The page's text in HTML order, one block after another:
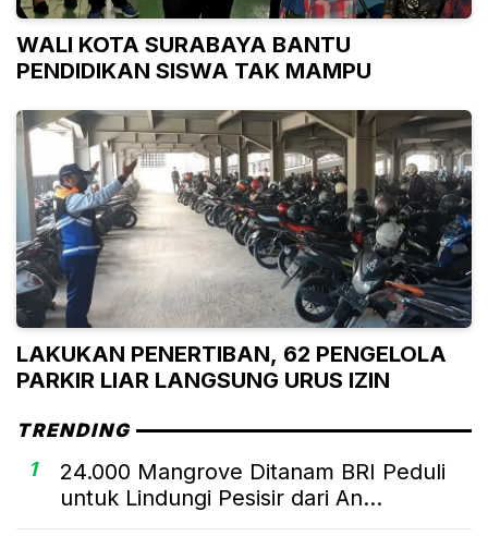
WALI KOTA SURABAYA BANTU
PENDIDIKAN SISWA TAK MAMPU
LAKUKAN PENERTIBAN, 62 PENGELOLA
PARKIR LIAR LANGSUNG URUS IZIN
TRENDING
1
24.000 Mangrove Ditanam BRI Peduli
untuk Lindungi Pesisir dari An...